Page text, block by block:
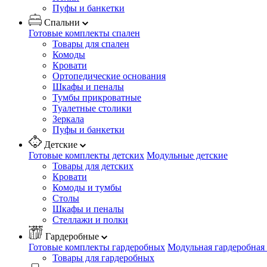
Пуфы и банкетки
Спальни
Готовые комплекты спален
Товары для спален
Комоды
Кровати
Ортопедические основания
Шкафы и пеналы
Тумбы прикроватные
Туалетные столики
Зеркала
Пуфы и банкетки
Детские
Готовые комплекты детских Модульные детские
Товары для детских
Кровати
Комоды и тумбы
Столы
Шкафы и пеналы
Стеллажи и полки
Гардеробные
Готовые комплекты гардеробных Модульная
Товары для гардеробных